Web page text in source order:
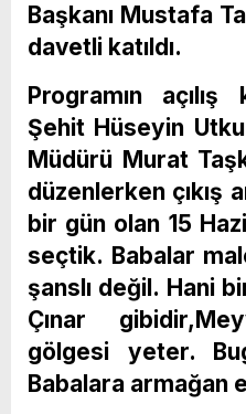
Başkanı Mustafa
davetli katıldı.
Programın açılış
Şehit Hüseyin
Müdürü Murat
düzenlerken çıkış
bir gün olan 15
seçtik. Babalar
şanslı değil. Hani
Çınar
gölgesi yeter.
Babalara armağan